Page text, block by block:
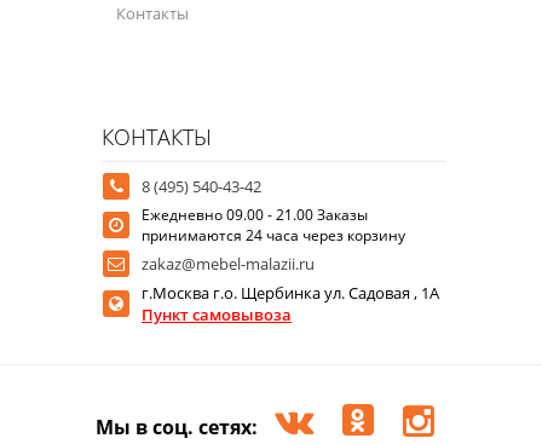
Контакты
КОНТАКТЫ
8 (495) 540-43-42
Ежедневно 09.00 - 21.00 Заказы
принимаются 24 часа через корзину
zakaz@mebel-malazii.ru
г.Москва г.о. Щербинка ул. Садовая , 1А
Пункт самовывоза
Мы в соц. сетях: